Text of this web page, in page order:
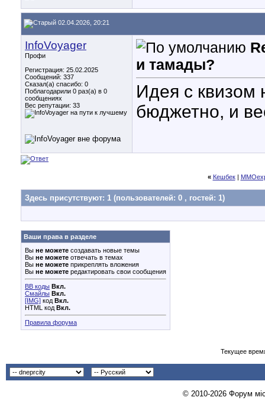
02.04.2026, 20:21
InfoVoyager
Профи
Регистрация: 25.02.2025
Сообщений: 337
Сказал(а) спасибо: 0
Поблагодарили 0 раз(а) в 0
сообщениях
Вес репутации: 33
и тамады?
Идея с квизом
бюджетно, и
« Кешбек|
Здесь присутствуют: 1 (пользователей: 0 , гостей: 1)
Ваши права в разделе
Вы не можете создавать новые темы
Вы не можете отвечать в темах
Вы не можете прикреплять вложения
Вы не можете редактировать свои сообщения
BB коды Вкл.
Смайлы Вкл.
[IMG] код Вкл.
HTML код Вкл.
Правила форума
Текущее
© 2010-2026 Форум